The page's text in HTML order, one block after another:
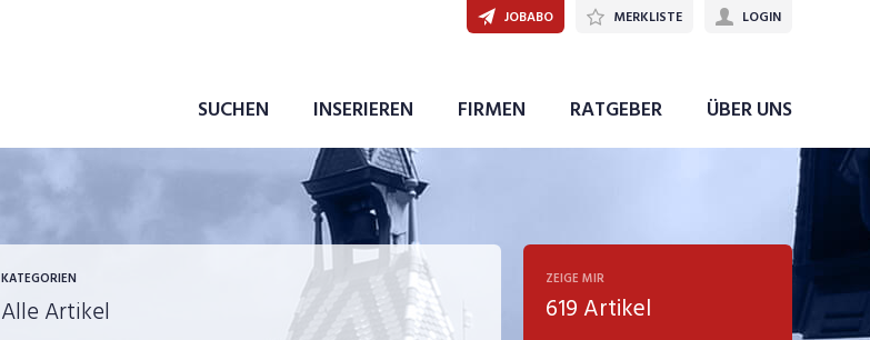
SUCHEN INSERIEREN FIRMEN RATGEBER ÜBER UNS
JOBABO MERKLISTE LOGIN
KATEGORIEN ZEIGE MIR
619 Artikel